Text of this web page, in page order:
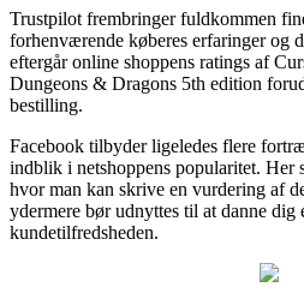
Trustpilot frembringer fuldkommen
forhenværende køberes erfaringer og
eftergår online shoppens ratings af
Dungeons & Dragons 5th edition
bestilling.
Facebook tilbyder ligeledes flere
indblik i netshoppens popularitet. Her
hvor man kan skrive en vurdering af
ydermere bør udnyttes til at danne dig
kundetilfredsheden.